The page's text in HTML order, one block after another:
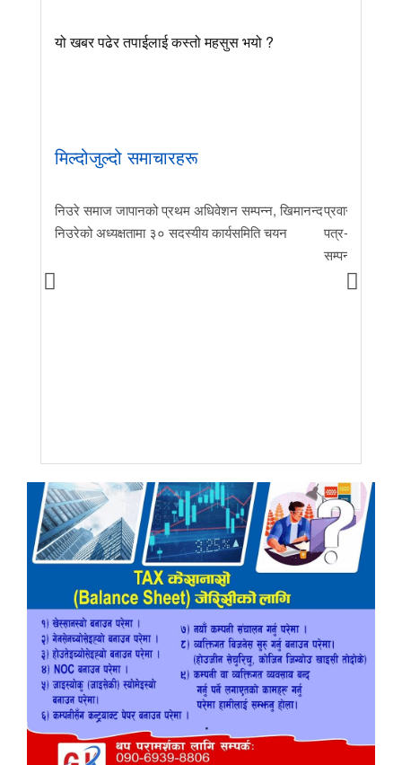
यो खबर पढेर तपाईलाई कस्तो महसुस भयो ?
मिल्दोजुल्दो समाचारहरू
निउरे समाज जापानको प्रथम अधिवेशन सम्पन्न, खिमानन्द
निउरेको अध्यक्षतामा ३० सदस्यीय कार्यसमिति चयन
प्रवास र
पत्र-२०२६
सम्पन्न